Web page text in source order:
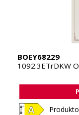
BOEY68229
1092.3ETrDKW